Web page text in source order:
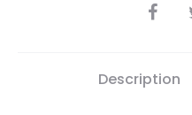
SHARE
Description